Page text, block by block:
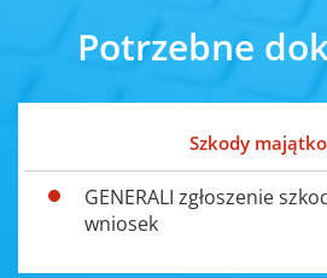
Potrzebne
Szkody
GENERALI zgłoszenie
wniosek